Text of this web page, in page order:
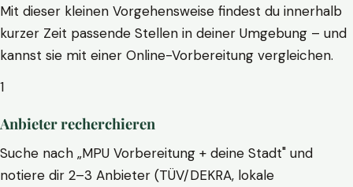
Mit dieser kleinen Vorgehensweise findest du innerhalb
kurzer Zeit passende Stellen in deiner Umgebung – und
kannst sie mit einer Online-Vorbereitung vergleichen.
1
Anbieter recherchieren
Suche nach „MPU Vorbereitung + deine Stadt" und
notiere dir 2–3 Anbieter (TÜV/DEKRA, lokale